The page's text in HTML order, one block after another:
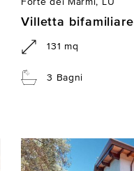
Villetta bifamiliare
131 mq
3 Bagni